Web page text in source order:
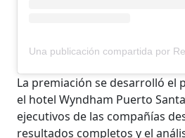
La premiación se desarrolló el
el hotel Wyndham Puerto
ejecutivos de las compañías
resultados completos y el